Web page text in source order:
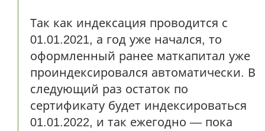
Так как индексация проводится с
01.01.2021, а год уже начался, то
оформленный ранее маткапитал уже
проиндексировался автоматически. В
следующий раз остаток по
сертификату будет индексироваться
01.01.2022, и так ежегодно — пока